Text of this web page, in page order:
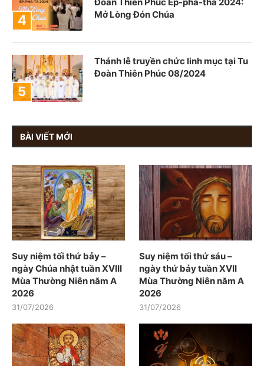
Mở Lòng Đón Chúa
Thánh lễ truyền chức linh mục tại Tu
Đoàn Thiên Phúc 08/2024
BÀI VIẾT MỚI
Suy niệm tối thứ bảy –
ngày Chúa nhật tuần XVIII
Mùa Thường Niên năm A
2026
31/07/2026
Suy niệm tối thứ sáu –
ngày thứ bảy tuần XVII
Mùa Thường Niên năm A
2026
31/07/2026